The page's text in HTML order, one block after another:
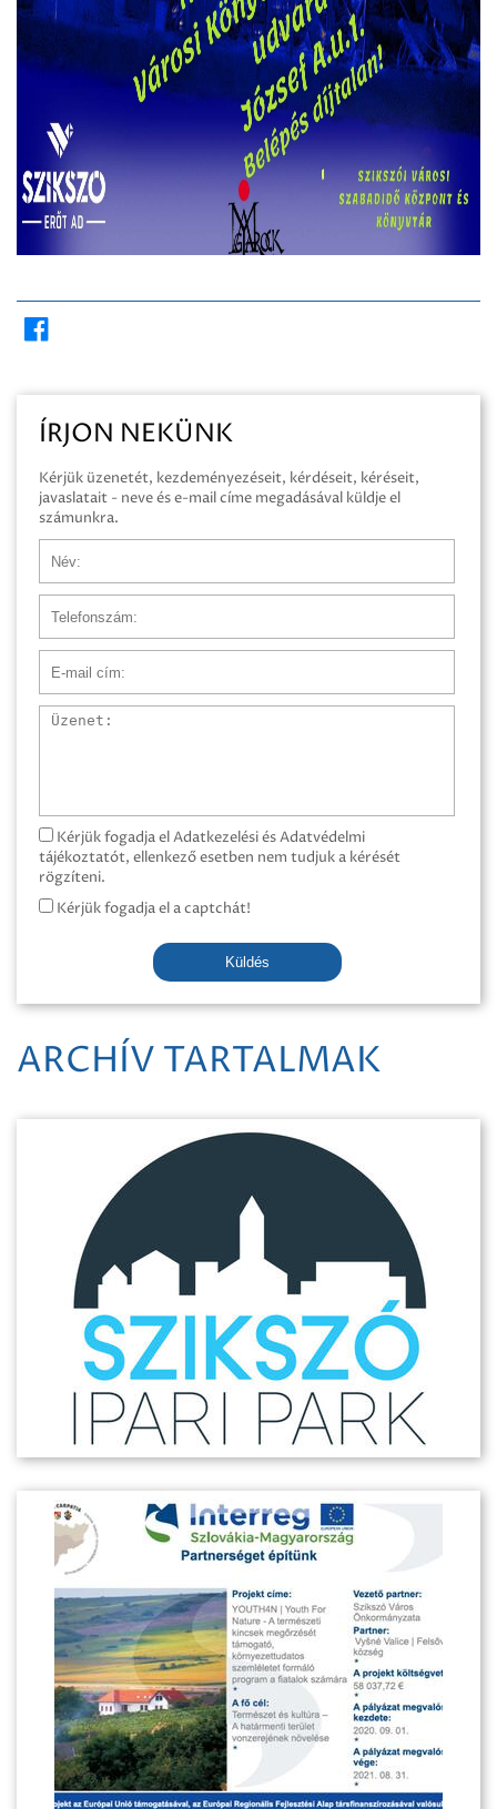
ÍRJON NEKÜNK
Kérjük üzenetét, kezdeményezéseit, kérdéseit, kéréseit,
javaslatait - neve és e-mail címe megadásával küldje el
számunkra.
Üzenet
Kérjük fogadja el Adatkezelési és Adatvédelmi
tájékoztatót, ellenkező esetben nem tudjuk a kérését
rögzíteni.
Kérjük fogadja el a captchát!
Küldés
ARCHÍV TARTALMAK